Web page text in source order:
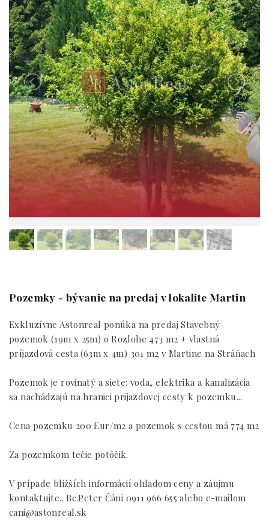
Pozemky - bývanie na predaj v lokalite Martin
Exkluzívne Astonreal ponúka na predaj Stavebný
pozemok (19m x 25m) o Rozlohe 473 m2 + vlastná
príjazdová cesta (63m x 4m) 301 m2 v Martine na Stráňach
Pozemok je rovinatý a siete: voda, elektrika a kanalizácia
sa nachádzajú na hranici prijazdovej cesty k pozemku...
Cena pozemku 200 Eur/m2 a pozemok s cestou má 774 m2
Za pozemkom tečie potôčik.
V prípade bližších informácií ohladom ceny a záujmu
kontaktujte.. Bc.Peter Čáni 0911 966 655 alebo e-mailom
cani@astonreal.sk